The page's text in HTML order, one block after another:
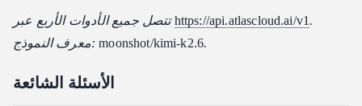
تتصل جميع الأدوات الأربع عبرhttps://api.atlascloud.ai/v1.
معرف النموذج:moonshot/kimi-k2.6.
الأسئلة الشائعة